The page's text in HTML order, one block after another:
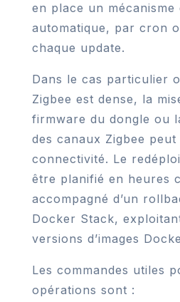
en place un mécanisme
automatique, par cron
chaque update.
Dans le cas particulier
Zigbee est dense, la
firmware du dongle ou
des canaux Zigbee
connectivité. Le
être planifié en heures
accompagné d’un
Docker Stack,
versions d’images
Les commandes utiles
opérations sont :